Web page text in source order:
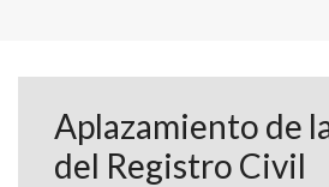
Aplazamiento de
del Registro Civil